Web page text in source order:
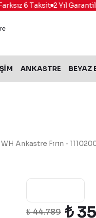
6 Taksit 2 Yıl Garantili
ANKASTRE BEYAZ
Ankastre Fırın -
₺ 44.789 ₺